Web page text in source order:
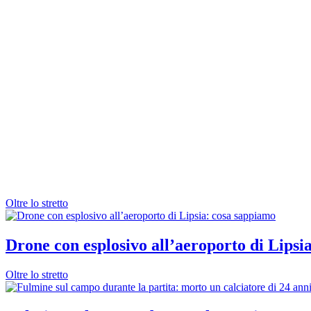
Oltre lo stretto
Drone con esplosivo all’aeroporto di
Oltre lo stretto